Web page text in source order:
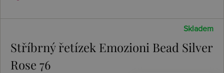
Skladem
Stříbrný řetízek Emozioni Bead Silver
Rose 76